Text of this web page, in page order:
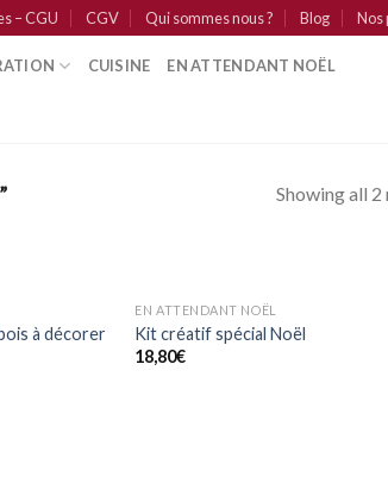
– CGU CGV Qui sommes nous ? Blog Nos
CUISINE EN ATTENDANT NOËL
Showing all 2
Ajouter
à mes
à décorer
EN ATTENDANT NOËL
Kit créatif spécial Noël
18,80€